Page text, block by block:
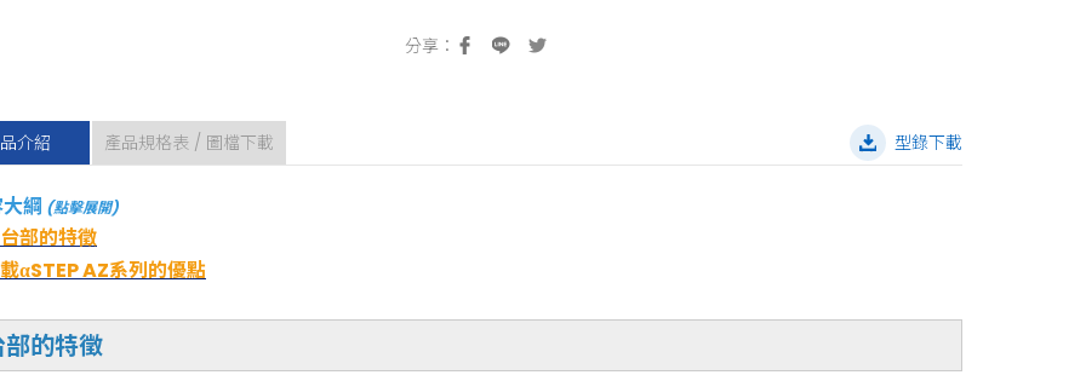
介紹 產品規格表 / 圖檔下載 型錄下載
綱 (點擊展開)
部的特徵
αSTEP AZ系列的優點
的特徵